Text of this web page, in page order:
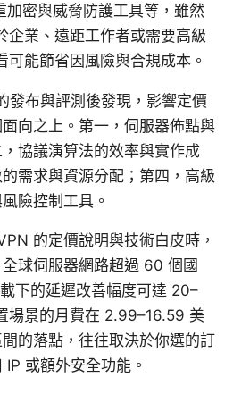
加密與威脅防護工具等，雖然
企業、遠距工作者或需要高級
可能節省因風險與合規成本。
發布與評測後發現，影響定價
向之上。第一，伺服器佈點與
協議演算法的效率與實作成
需求與資源分配；第四，高級
險控制工具。
的定價說明與技術白皮時，
球伺服器網路超過 60 個國
下的延遲改善幅度可達 20–
場景的月費在 2.99–16.59 美
的落點，往往取決於你選的訂
或額外安全功能。